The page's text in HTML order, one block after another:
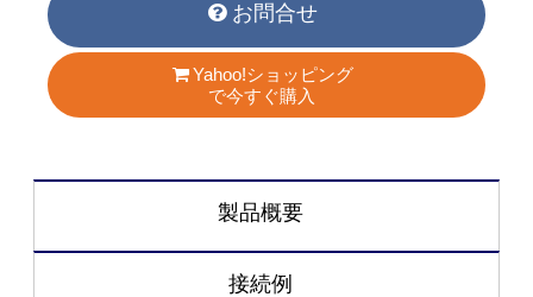
お問合せ
Yahoo!ショッピング
で今すぐ購入
製品概要
接続例